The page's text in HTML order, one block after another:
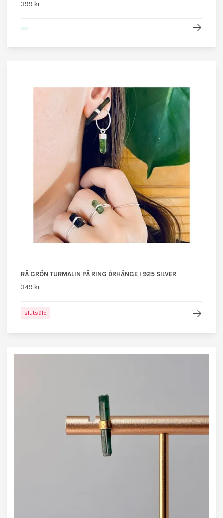
399 kr
RÅ GRÖN TURMALIN PÅ RING ÖRHÄNGE I 925 SILVER
349 kr
slutsåld